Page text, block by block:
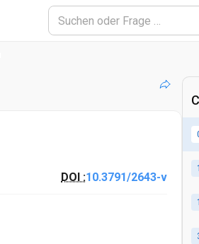
DOI :10.3791/2643-v